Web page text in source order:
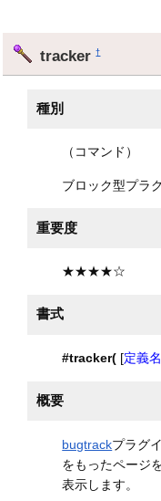
tracker†
種別
（コマンド）
ブロック型プラ
重要度
★★★★☆
書式
#tracker( [定義
概要
bugtrackプラグ
をもったページ
表示します。